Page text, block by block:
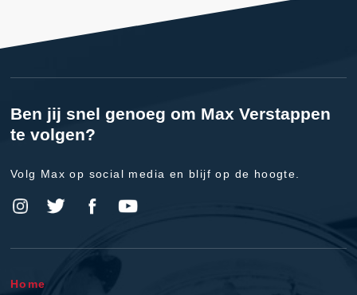
Ben jij snel genoeg om Max Verstappen
te volgen?
Volg Max op social media en blijf op de hoogte.
Home